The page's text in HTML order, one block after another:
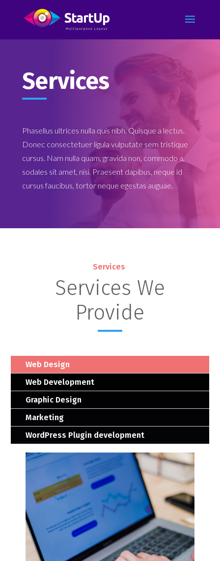
Services
Phasellus ultrices nulla quis nibh. Quisque a lectus.
Donec consectetuer ligula vulputate sem tristique
cursus. Nam nulla quam, gravida non, commodo a,
sodales sit amet, nisi. Praesent dapibus, neque id
cursus faucibus, tortor neque egestas auguae.
Services
Services We
Provide
Web Design
Web Development
Graphic Design
Marketing
WordPress Plugin development